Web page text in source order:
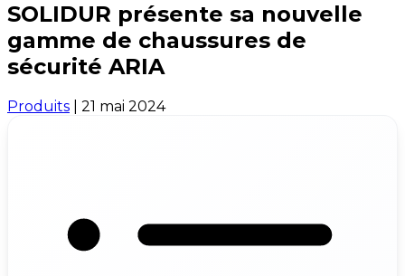
SOLIDUR présente sa nouvelle
gamme de chaussures de
sécurité ARIA
Produits 21 mai 2024